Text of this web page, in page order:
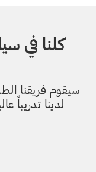
كلنا في
سيقوم فريقنا
لدينا تدريباً